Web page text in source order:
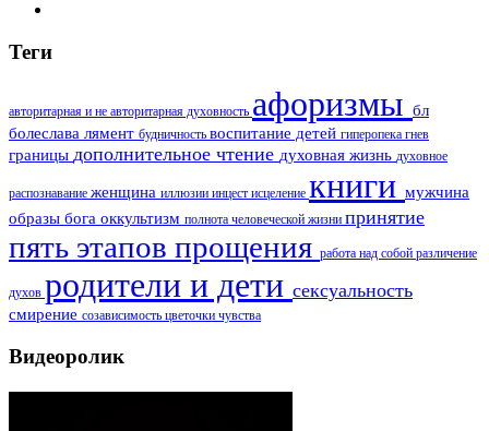
Теги
авторитарная и не авторитарная духовность афоризмы бл
болеслава лямент будничность воспитание детей гиперопека гнев
границы дополнительное чтение духовная жизнь духовное
распознавание женщина иллюзии инцест исцеление книги мужчина
образы бога оккультизм полнота человеческой жизни принятие
пять этапов прощения работа над собой различение
духов родители и дети сексуальность
смирение созависимость цветочки чувства
Видеоролик